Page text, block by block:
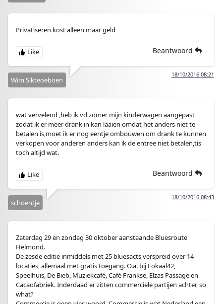
Privatiseren kost alleen maar geld
Beantwoord
18/10/2016 08:21
Wim Sikteoeboen
wat vervelend ,heb ik vd zomer mijn kinderwagen aangepast
zodat ik er meer drank in kan laaien omdat het anders niet te
betalen is,moet ik er nog eentje ombouwen om drank te kunnen
verkopen voor anderen anders kan ik de entree niet betalen,tis
toch altijd wat.
Beantwoord
18/10/2016 08:43
schoentje
Zaterdag 29 en zondag 30 oktober aanstaande Bluesroute
Helmond.
De zesde editie inmiddels met 25 bluesacts verspreid over 14
locaties, allemaal met gratis toegang. O.a. bij Lokaal42,
Speelhuis, De Bieb, Muziekcafé, Café Frankse, Elzas Passage en
Cacaofabriek. Inderdaad er zitten commerciële partijen achter, so
what?